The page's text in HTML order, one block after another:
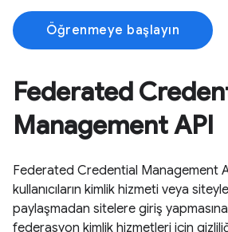
Öğrenmeye başlayın
Federated
Management API
Federated Credential Management
kullanıcıların kimlik hizmeti veya
paylaşmadan sitelere giriş
federasyon kimlik hizmetleri için